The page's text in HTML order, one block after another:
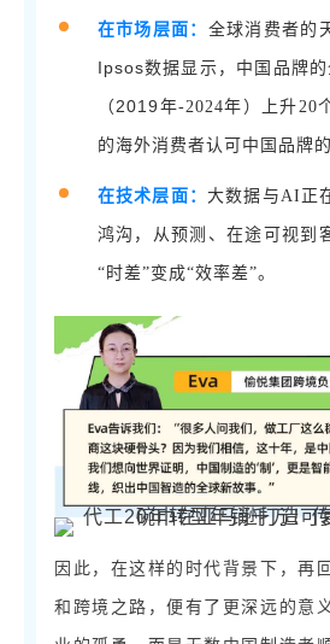
在市场层面： 全球消费者的
Ipsos数据显示，中国品牌
（2019 年-2024年）上升20
的海外消费者认可中国品牌的
在技术层面：大数据与AI 正
鸿沟，从预测、在途可视到
“ 时差”变成“效率差”。
因此， 在这样的时代背景下，再
和跨境 之路，便有了更深远的意